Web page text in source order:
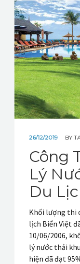
26/12/2019 BY
Công
Lý
Du
Khối lượng thi
lịch Biển Việt
10/06/2006,
lý nước thải
hiện đã đạt